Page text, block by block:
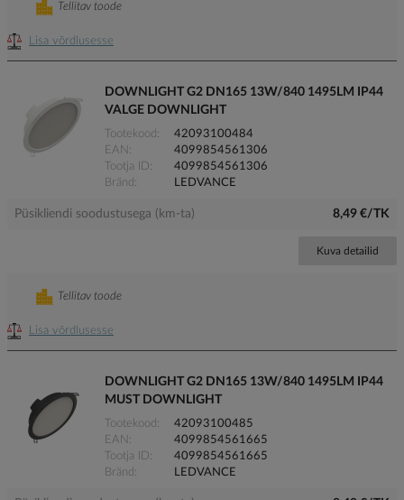
Lisa võrdlusesse
Tellitav toode
DOWNLIGHT G2 DN165 13W/840 1495LM IP44
VALGE DOWNLIGHT
Tootekood
42093100484
EAN
4099854561306
Tootja ID
4099854561306
Bränd
LEDVANCE
Püsikliendi soodustusega (km-ta) 8,49 €/TK
Kuva detailid
Lisa võrdlusesse
Tellitav toode
DOWNLIGHT G2 DN165 13W/840 1495LM IP44
MUST DOWNLIGHT
Tootekood
42093100485
EAN
4099854561665
Tootja ID
4099854561665
Bränd
LEDVANCE